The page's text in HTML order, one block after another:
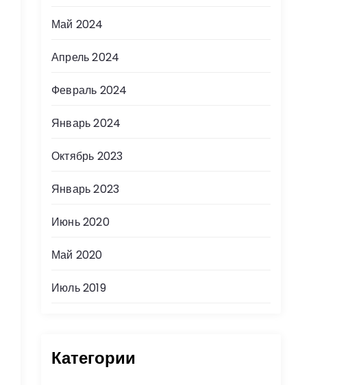
Май 2024
Апрель 2024
Февраль 2024
Январь 2024
Октябрь 2023
Январь 2023
Июнь 2020
Май 2020
Июль 2019
Категории